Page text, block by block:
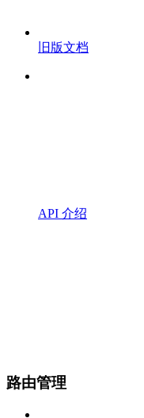
旧版文档
API 介绍
路由管理